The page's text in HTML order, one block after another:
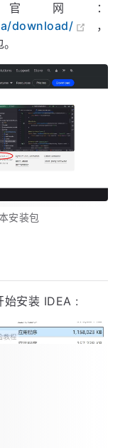
网：
download/
，
安装包
始安装 IDEA :